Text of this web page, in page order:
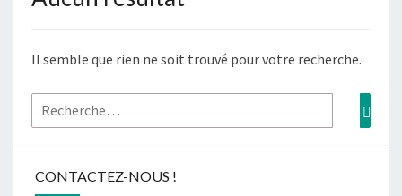
Il semble que rien ne soit trouvé pour votre recherche.
CONTACTEZ-NOUS !